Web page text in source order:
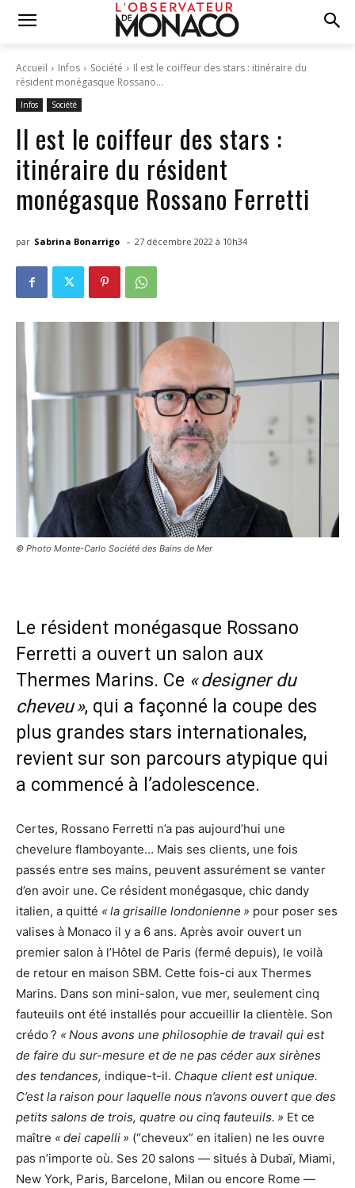
Accueil Infos Société
Il est le coiffeur des stars : itinéraire du
résident monégasque Rossano...
Infos Société
Il est le coiffeur des stars :
itinéraire du résident
monégasque Rossano Ferretti
par Sabrina Bonarrigo - 27 décembre 2022 à 10h34
© Photo Monte-Carlo Société des Bains de Mer
Le résident monégasque Rossano
Ferretti a ouvert un salon aux
Thermes Marins. Ce « designer du
cheveu », qui a façonné la coupe des
plus grandes stars internationales,
revient sur son parcours atypique qui
a commencé à l’adolescence.
Certes, Rossano Ferretti n’a pas aujourd’hui une
chevelure flamboyante… Mais ses clients, une fois
passés entre ses mains, peuvent assurément se vanter
d’en avoir une. Ce résident monégasque, chic dandy
italien, a quitté « la grisaille londonienne » pour poser ses
valises à Monaco il y a 6 ans. Après avoir ouvert un
premier salon à l’Hôtel de Paris (fermé depuis), le voilà
de retour en maison SBM. Cette fois-ci aux Thermes
Marins. Dans son mini-salon, vue mer, seulement cinq
fauteuils ont été installés pour accueillir la clientèle. Son
crédo ? « Nous avons une philosophie de travail qui est
de faire du sur-mesure et de ne pas céder aux sirènes
des tendances, indique-t-il. Chaque client est unique.
C’est la raison pour laquelle nous n’avons ouvert que des
petits salons de trois, quatre ou cinq fauteuils. » Et ce
maître « dei capelli » (“cheveux” en italien) ne les ouvre
pas n’importe où. Ses 20 salons — situés à Dubaï, Miami,
New York, Paris, Barcelone, Milan ou encore Rome —